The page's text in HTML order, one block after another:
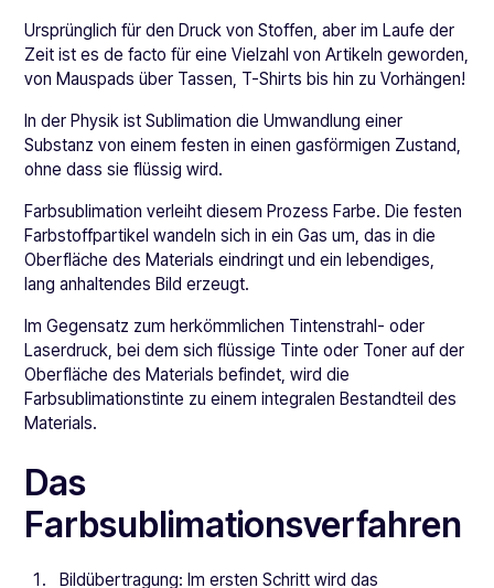
Ursprünglich für den Druck von Stoffen, aber im Laufe der
Zeit ist es de facto für eine Vielzahl von Artikeln geworden,
von Mauspads über Tassen, T-Shirts bis hin zu Vorhängen!
In der Physik ist Sublimation die Umwandlung einer
Substanz von einem festen in einen gasförmigen Zustand,
ohne dass sie flüssig wird.
Farbsublimation verleiht diesem Prozess Farbe. Die festen
Farbstoffpartikel wandeln sich in ein Gas um, das in die
Oberfläche des Materials eindringt und ein lebendiges,
lang anhaltendes Bild erzeugt.
Im Gegensatz zum herkömmlichen Tintenstrahl- oder
Laserdruck, bei dem sich flüssige Tinte oder Toner auf der
Oberfläche des Materials befindet, wird die
Farbsublimationstinte zu einem integralen Bestandteil des
Materials.
Das
Farbsublimationsverfahren
Bildübertragung: Im ersten Schritt wird das